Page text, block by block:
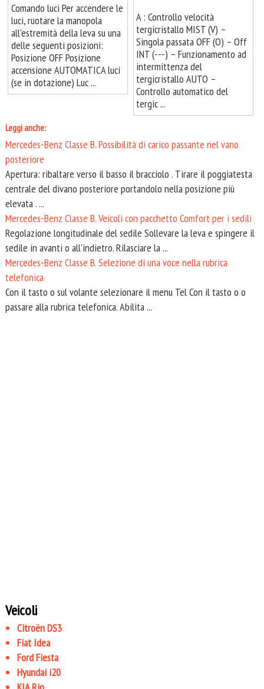
Comando luci Per accendere le
luci, ruotare la manopola
all'estremità della leva su una
delle seguenti posizioni:
Posizione OFF Posizione
accensione AUTOMATICA luci
(se in dotazione) Luc ...
A : Controllo velocità
tergicristallo MIST (V) –
Singola passata OFF (O) – Off
INT (---) – Funzionamento ad
intermittenza del
tergicristallo AUTO –
Controllo automatico del
tergic ...
Leggi anche:
Mercedes-Benz Classe B. Possibilità di carico passante nel vano
posteriore
Apertura: ribaltare verso il basso il bracciolo . Tirare il poggiatesta
centrale del divano posteriore portandolo nella posizione più
elevata . ...
Mercedes-Benz Classe B. Veicoli con pacchetto Comfort per i sedili
Regolazione longitudinale del sedile Sollevare la leva e spingere il
sedile in avanti o all'indietro. Rilasciare la ...
Mercedes-Benz Classe B. Selezione di una voce nella rubrica
telefonica
Con il tasto o sul volante selezionare il menu Tel Con il tasto o o
passare alla rubrica telefonica. Abilita ...
Veicoli
Citroën DS3
Fiat Idea
Ford Fiesta
Hyundai i20